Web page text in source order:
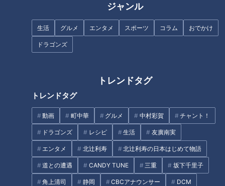
ジャンル
生活 グルメ エンタメ スポーツ コラム おでかけ
ドラゴンズ
トレンドタグ
トレンドタグ
動画 町中華 グルメ 中村彩賀 チャント！
ドラゴンズ レシピ 生活 友廣南実
エンタメ 北辻利寿 北辻利寿の日本はじめて物語
道との遭遇 CANDY TUNE 三重 坂下千里子
角上清司 静岡 CBCアナウンサー DCM
という。このため「上靴（うわぐつ）」と呼ばれていたそう
だ。後になって「足を滑らせて履く」という意味から「滑る＝
slip」、そこから「スリッパー（slipper）」と名づけられた
が、この発明によって、開国直後の外交摩擦は回避されたのだ